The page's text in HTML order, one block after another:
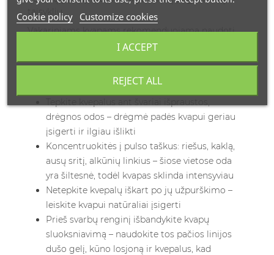
taisyklių.
Vakariniams kvapams rekomenduojama naudoti
parfumuotą vandenį arba gryną parfumą dėl jų
patarimų, kaip maksimaliai išnaudoti vakarinius
drėgnos odos – drėgmė padės kvapui geriau
įsigerti ir ilgiau išlikti
Koncentruokitės į pulso taškus: riešus, kaklą,
ausų sritį, alkūnių linkius – šiose vietose oda
yra šiltesnė, todėl kvapas sklinda intensyviau
Netepkite kvepalų iškart po jų užpurškimo –
leiskite kvapui natūraliai įsigerti
Prieš svarbų renginį išbandykite kvapų
sluoksniavimą – naudokite tos pačios linijos
dušo gelį, kūno losjoną ir kvepalus, kad
Cookie policy Customize cookies
REJECT ALL
I ACCEPT